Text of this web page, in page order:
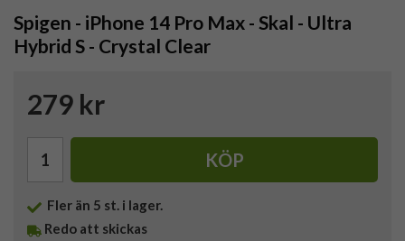
Spigen - iPhone 14 Pro Max - Skal - Ultra
Hybrid S - Crystal Clear
279 kr
KÖP
Fler än 5 st. i lager.
Redo att skickas